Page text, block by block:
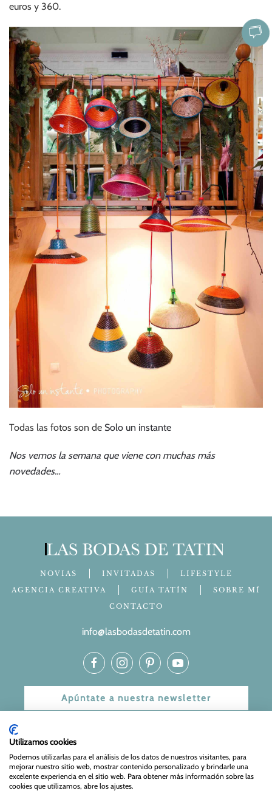
euros y 360.
Todas las fotos son de Solo un instante
Nos vemos la semana que viene con muchas más
novedades…
NOVIAS INVITADAS
LIFESTYLE
AGENCIA CREATIVA
GUÍA TATÍN
SOBRE MÍ
CONTACTO
info@lasbodasdetatin.com
Apúntate a nuestra newsletter
Aviso Legal|Política de Privacidad y Cookies| Web Diseñada
y mantenida porEspecialistas Web
Utilizamos cookies
Podemos utilizarlas para el análisis de los datos de nuestros visitantes, para
mejorar nuestro sitio web, mostrar contenido personalizado y brindarle una
excelente experiencia en el sitio web. Para obtener más información sobre las
cookies que utilizamos, abre los ajustes.